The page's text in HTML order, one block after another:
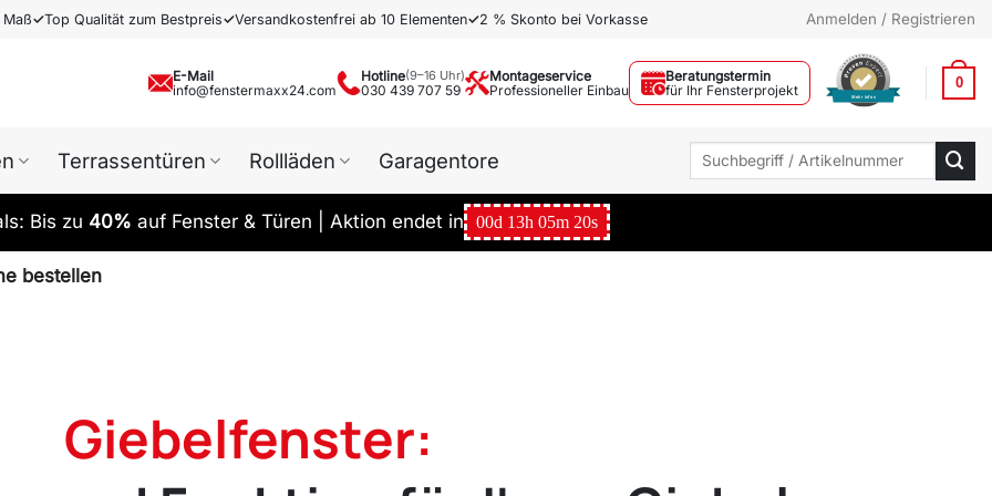
Maß✓Top Qualität zum Bestpreis✓Versandkostenfrei ab 10 Elementen✓2 % Skonto bei Vorkasse Anmelden / Registrieren
E-Mail
info@fenstermaxx24.com
Hotline(9–16 Uhr)
030 439 707 59
Montageservice
Professioneller Einbau
Beratungstermin
für Ihr Fensterprojekt
Mehr Infos
0
Terrassentüren Rollläden Garagentore
Suchen
Bis zu 40% auf Fenster & Türen | Aktion endet in 00d 13h 05m 19s
bestellen
Giebelfenster: